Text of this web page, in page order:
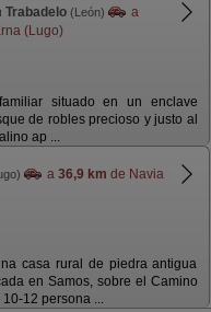
Trabadelo (León)
a
(Lugo)
situado en un enclave
de robles precioso y justo al
ap ...
a 36,9 km de Navia
casa rural de piedra antigua
en Samos, sobre el Camino
12 persona ...